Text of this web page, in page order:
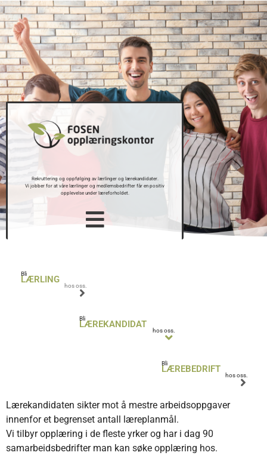
Rekruttering og oppfølging av lærlinger og lærekandidater.
Vi jobber for at våre lærlinger og medlemsbedrifter får en positiv
opplevelse under læreforholdet.
Bli
LÆRLING
hos oss.
Bli
LÆREKANDIDAT
hos oss.
Bli
LÆREBEDRIFT
hos oss.
Lærekandidaten sikter mot å mestre arbeidsoppgaver
innenfor et begrenset antall læreplanmål.
Vi tilbyr opplæring i de fleste yrker og har i dag 90
samarbeidsbedrifter man kan søke opplæring hos.